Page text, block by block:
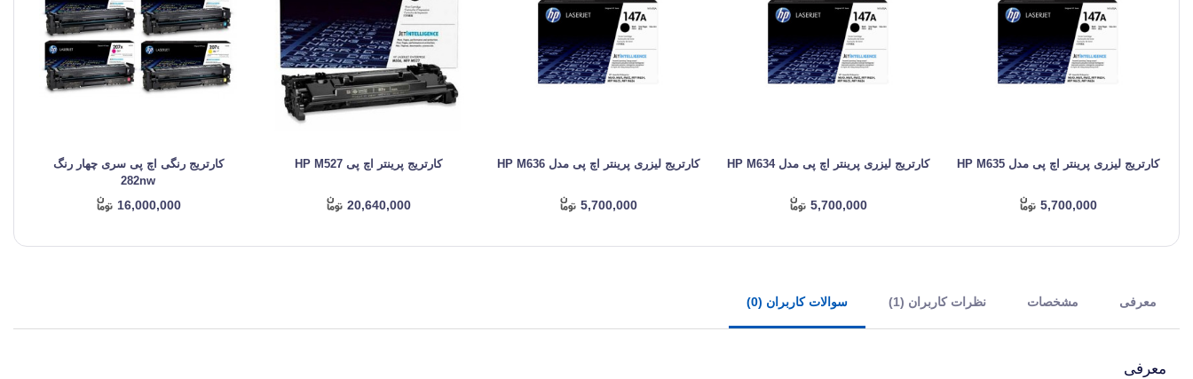
کارتریج لیزری پرینتر اچ پی مدل HP M635
5,700,000
کارتریج لیزری پرینتر اچ پی مدل HP M634
5,700,000
کارتریج لیزری پرینتر اچ پی مدل HP M636
5,700,000
کارتریج پرینتر اچ پی HP M527
20,640,000
کارتریج رنگی اچ پی سری چهار رنگ
282nw
16,000,000
معرفی مشخصات نظرات کاربران (1) سوالات کاربران (0)
معرفی